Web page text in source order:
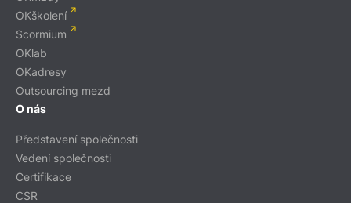
OKškolení
Scormium
OKlab
OKadresy
Outsourcing mezd
O nás
Představení společnosti
Vedení společnosti
Certifikace
CSR